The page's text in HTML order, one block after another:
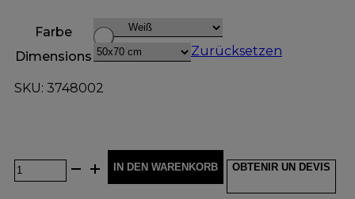
Farbe
Dimensions
Zurücksetzen
SKU: 3748002
IN DEN WARENKORB OBTENIR UN DEVIS